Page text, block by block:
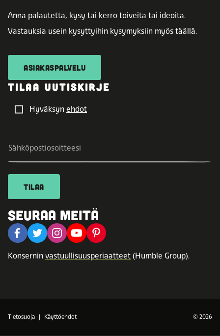
Anna palautetta, kysy tai kerro toiveita tai ideoita.
Vastauksia usein kysyttyihin kysymyksiin myös täällä.
ASIAKASPALVELU
TILAA UUTISKIRJE
Hyväksyn ehdot
TILAA
SEURAA MEITÄ
Konsernin vastuullisuusperiaatteet (Humble Group).
Tietosuoja Käyttöehdot © 2026